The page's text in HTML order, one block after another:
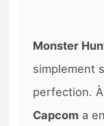
Monster
simplement
perfection.
Capcom a